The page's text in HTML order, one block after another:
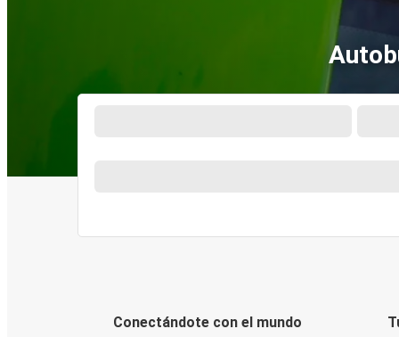
Conectándote con el mundo